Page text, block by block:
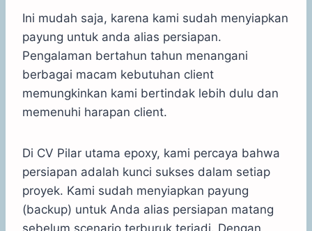
Ini mudah saja, karena kami sudah menyiapkan
payung untuk anda alias persiapan.
Pengalaman bertahun tahun menangani
berbagai macam kebutuhan client
memungkinkan kami bertindak lebih dulu dan
memenuhi harapan client.
Di CV Pilar utama epoxy, kami percaya bahwa
persiapan adalah kunci sukses dalam setiap
proyek. Kami sudah menyiapkan payung
(backup) untuk Anda alias persiapan matang